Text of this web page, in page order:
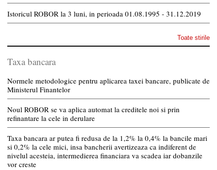
Istoricul ROBOR la 3 luni, in perioada 01.08.1995 - 31.12.2019
Toate stirile
Taxa bancara
Normele metodologice pentru aplicarea taxei bancare, publicate de
Ministerul Finantelor
Noul ROBOR se va aplica automat la creditele noi si prin
refinantare la cele in derulare
Taxa bancara ar putea fi redusa de la 1,2% la 0,4% la bancile mari
si 0,2% la cele mici, insa bancherii avertizeaza ca indiferent de
nivelul acesteia, intermedierea financiara va scadea iar dobanzile
vor creste